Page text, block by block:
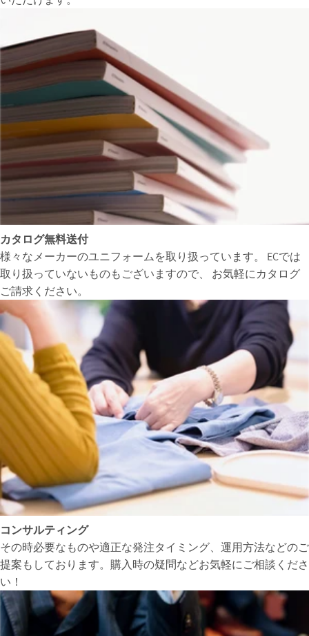
カタログ無料送付
様々なメーカーのユニフォームを取り扱っています。 ECでは
取り扱っていないものもございますので、 お気軽にカタログ
ご請求ください。
コンサルティング
その時必要なものや適正な発注タイミング、運用方法などのご
提案もしております。購入時の疑問などお気軽にご相談くださ
い！